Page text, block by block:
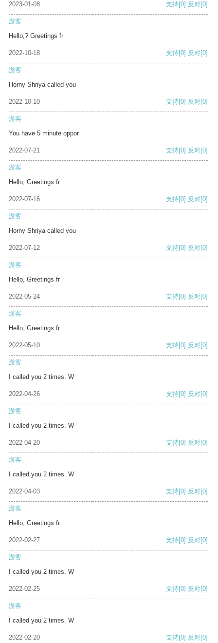
2023-01-08 支持[0] 反对[0]
游客
Hello,? Greetings fr
2022-10-18 支持[0] 反对[0]
游客
Horny Shriya called you
2022-10-10 支持[0] 反对[0]
游客
You have 5 minute oppor
2022-07-21 支持[0] 反对[0]
游客
Hello, Greetings fr
2022-07-16 支持[0] 反对[0]
游客
Horny Shriya called you
2022-07-12 支持[0] 反对[0]
游客
Hello, Greetings fr
2022-05-24 支持[0] 反对[0]
游客
Hello, Greetings fr
2022-05-10 支持[0] 反对[0]
游客
I called you 2 times. W
2022-04-26 支持[0] 反对[0]
游客
I called you 2 times. W
2022-04-20 支持[0] 反对[0]
游客
I called you 2 times. W
2022-04-03 支持[0] 反对[0]
游客
Hello, Greetings fr
2022-02-27 支持[0] 反对[0]
游客
I called you 2 times. W
2022-02-25 支持[0] 反对[0]
游客
I called you 2 times. W
2022-02-20 支持[0] 反对[0]